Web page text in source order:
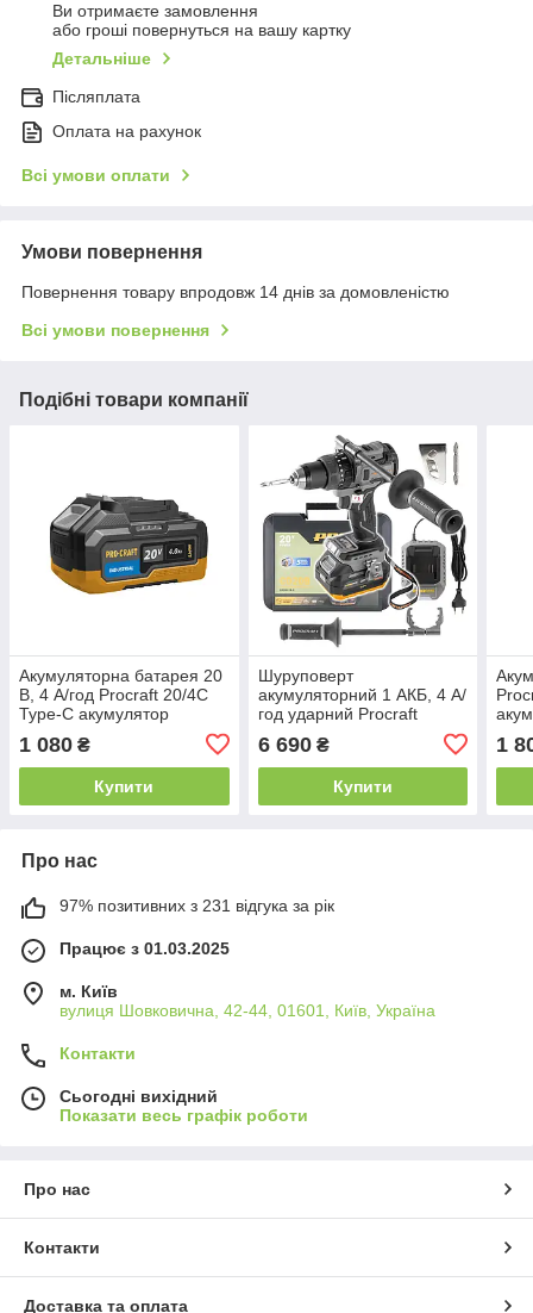
Ви отримаєте замовлення
або гроші повернуться на вашу картку
Детальніше
Післяплата
Оплата на рахунок
Всі умови оплати
Умови повернення
Повернення товару впродовж 14 днів за домовленістю
Всі умови повернення
Подібні товари компанії
Акумуляторна батарея 20
В, 4 А/год Procraft 20/4C
Type-C акумулятор
1 080 ₴
Купити
Шуруповерт
акумуляторний 1 АКБ, 4 А/
год ударний Procraft
CD20B безщітковий в кейсі
6 690₴
Купити
1
Про нас
97% позитивних з 231 відгука за рік
Працює з 01.03.2025
м. Київ
вулиця Шовковична, 42-44, 01601, Київ, Україна
Контакти
Сьогодні вихідний
Показати весь графік роботи
Про нас
Контакти
Доставка та оплата